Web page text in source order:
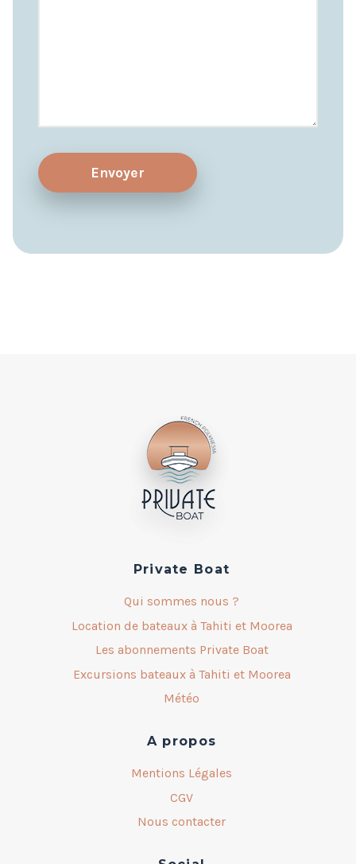
Private Boat
Qui sommes nous ?
Location de bateaux à Tahiti et Moorea
Les abonnements Private Boat
Excursions bateaux à Tahiti et Moorea
Météo
A propos
Mentions Légales
CGV
Nous contacter